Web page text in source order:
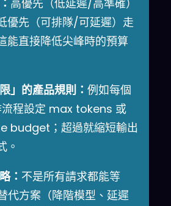
高優先（低延遲/高準確）
優先（可排隊/可延遲）走
能直接降低尖峰時的預算
」的產品規則： 例如每個
程設定 max tokens 或
budget；超過就縮短輸出
。
： 不是所有請求都能等
代方案（降階模型、延遲